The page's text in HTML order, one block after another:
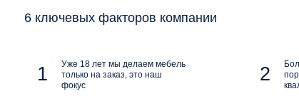
6 ключевых факторов компании
Уже 18 лет мы делаем мебель
только на заказ, это наш
фокус